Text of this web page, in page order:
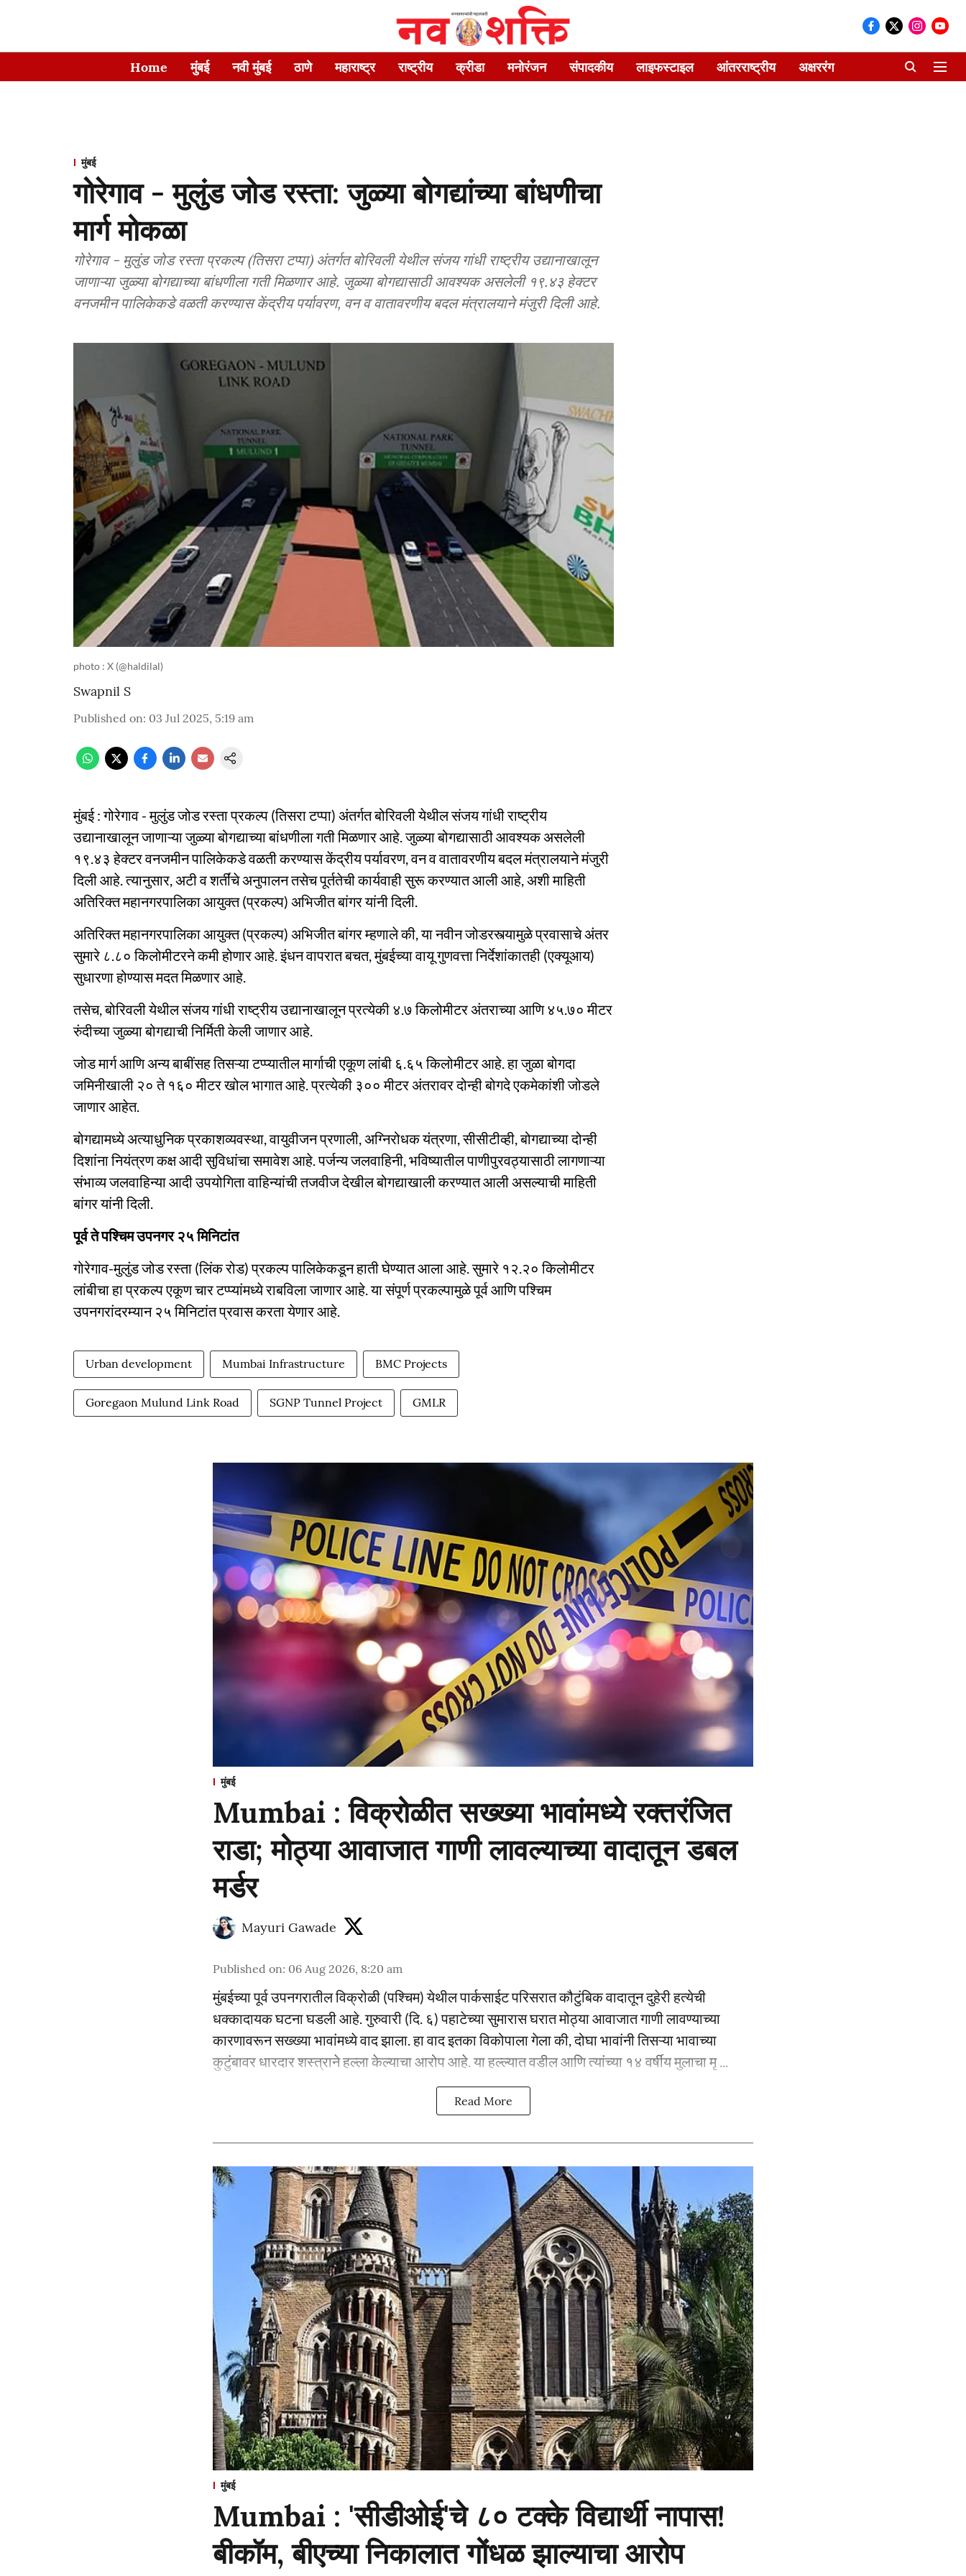
Home मुंबई नवी मुंबई ठाणे महाराष्ट्र राष्ट्रीय क्रीडा मनोरंजन संपादकीय लाइफस्टाइल आंतरराष्ट्रीय अक्षररंग
मुंबई
गोरेगाव - मुलुंड जोड रस्ता: जुळ्या बोगद्यांच्या बांधणीचा
मार्ग मोकळा
गोरेगाव - मुलुंड जोड रस्ता प्रकल्प (तिसरा टप्पा) अंतर्गत बोरिवली येथील संजय गांधी राष्ट्रीय उद्यानाखालून
जाणाऱ्या जुळ्या बोगद्याच्या बांधणीला गती मिळणार आहे. जुळ्या बोगद्यासाठी आवश्‍यक असलेली १९.४३ हेक्टर
वनजमीन पालिकेकडे वळती करण्यास केंद्रीय पर्यावरण, वन व वातावरणीय बदल मंत्रालयाने मंजुरी दिली आहे.
photo : X (@haldilal)
Swapnil S
Published on: 03 Jul 2025, 5:19 am
मुंबई : गोरेगाव - मुलुंड जोड रस्ता प्रकल्प (तिसरा टप्पा) अंतर्गत बोरिवली येथील संजय गांधी राष्ट्रीय
उद्यानाखालून जाणाऱ्या जुळ्या बोगद्याच्या बांधणीला गती मिळणार आहे. जुळ्या बोगद्यासाठी आवश्‍यक असलेली
१९.४३ हेक्टर वनजमीन पालिकेकडे वळती करण्यास केंद्रीय पर्यावरण, वन व वातावरणीय बदल मंत्रालयाने मंजुरी
दिली आहे. त्यानुसार, अटी व शर्तींचे अनुपालन तसेच पूर्ततेची कार्यवाही सुरू करण्‍यात आली आहे, अशी माहिती
अतिरिक्‍त महानगरपालिका आयुक्‍त (प्रकल्‍प) अभिजीत बांगर यांनी दिली.
अतिरिक्‍त महानगरपालिका आयुक्‍त (प्रकल्‍प) अभिजीत बांगर म्‍हणाले की, या नवीन जोडरस्त्यामुळे प्रवासाचे अंतर
सुमारे ८.८० किलोमीटरने कमी होणार आहे. इंधन वापरात बचत, मुंबईच्या वायू गुणवत्ता निर्देशांकातही (एक्यूआय)
सुधारणा होण्‍यास मदत मिळणार आहे.
तसेच, बोरिवली येथील संजय गांधी राष्ट्रीय उद्यानाखालून प्रत्येकी ४.७ किलोमीटर अंतराच्या आणि ४५.७० मीटर
रुंदीच्‍या जुळ्या बोगद्याची निर्मिती केली जाणार आहे.
जोड मार्ग आणि अन्य बाबींसह तिसऱ्या टप्प्यातील मार्गाची एकूण लांबी ६.६५ किलोमीटर आहे. हा जुळा बोगदा
जमिनीखाली २० ते १६० मीटर खोल भागात आहे. प्रत्येकी ३०० मीटर अंतरावर दोन्ही बोगदे एकमेकांशी जोडले
जाणार आहेत.
बोगद्यामध्ये अत्याधुनिक प्रकाशव्यवस्था, वायुवीजन प्रणाली, अग्निरोधक यंत्रणा, सीसीटीव्ही, बोगद्याच्या दोन्ही
दिशांना नियंत्रण कक्ष आदी सुविधांचा समावेश आहे. पर्जन्य जलवाहिनी, भविष्यातील पाणीपुरवठ्यासाठी लागणाऱ्या
संभाव्य जलवाहिन्या आदी उपयोगिता वाहिन्यांची तजवीज देखील बोगद्याखाली करण्‍यात आली असल्याची माहिती
बांगर यांनी दिली.
पूर्व ते पश्चिम उपनगर २५ मिनिटांत
गोरेगाव-मुलुंड जोड रस्ता (लिंक रोड) प्रकल्प पालिकेकडून हाती घेण्यात आला आहे. सुमारे १२.२० किलोमीटर
लांबीचा हा प्रकल्‍प एकूण चार टप्प्यांमध्ये राबविला जाणार आहे. या संपूर्ण प्रकल्पामुळे पूर्व आणि पश्चिम
उपनगरांदरम्यान २५ मिनिटांत प्रवास करता येणार आहे.
Urban development Mumbai Infrastructure BMC Projects
Goregaon Mulund Link Road SGNP Tunnel Project GMLR
मुंबई
Mumbai : विक्रोळीत सख्ख्या भावांमध्ये रक्तरंजित
राडा; मोठ्या आवाजात गाणी लावल्याच्या वादातून डबल
मर्डर
Mayuri Gawade
Published on: 06 Aug 2026, 8:20 am
मुंबईच्या पूर्व उपनगरातील विक्रोळी (पश्चिम) येथील पार्कसाईट परिसरात कौटुंबिक वादातून दुहेरी हत्येची
धक्कादायक घटना घडली आहे. गुरुवारी (दि. ६) पहाटेच्या सुमारास घरात मोठ्या आवाजात गाणी लावण्याच्या
कारणावरून सख्ख्या भावांमध्ये वाद झाला. हा वाद इतका विकोपाला गेला की, दोघा भावांनी तिसऱ्या भावाच्या
कुटुंबावर धारदार शस्त्राने हल्ला केल्याचा आरोप आहे. या हल्ल्यात वडील आणि त्यांच्या १४ वर्षीय मुलाचा मृ ...
Read More
मुंबई
Mumbai : 'सीडीओई'चे ८० टक्के विद्यार्थी नापास!
बीकॉम, बीएच्या निकालात गोंधळ झाल्याचा आरोप